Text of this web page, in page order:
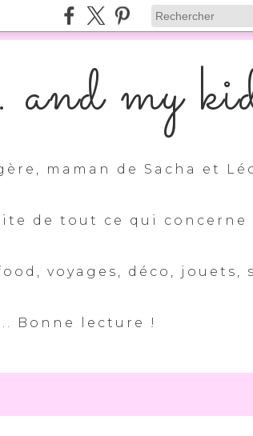
my
maman de Sacha et
de tout ce qui concerne
voyages, déco, jouets,
Bonne lecture !